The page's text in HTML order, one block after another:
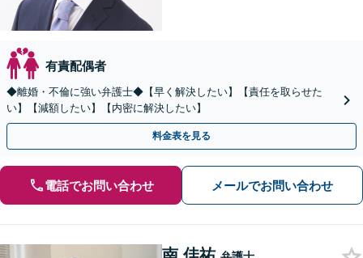
有責配偶者
◆離婚・不倫に強い弁護士◆【早く解決したい】【責任を取らせた
い】【減額したい】【内密に解決したい】
料金表を見る
電話でお問い合わせ メールでお問い合わせ